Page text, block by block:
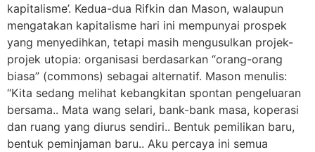
kapitalisme’. Kedua-dua Rifkin dan Mason, walaupun
mengatakan kapitalisme hari ini mempunyai prospek
yang menyedihkan, tetapi masih mengusulkan projek-
projek utopia: organisasi berdasarkan “orang-orang
biasa” (commons) sebagai alternatif. Mason menulis:
“Kita sedang melihat kebangkitan spontan pengeluaran
bersama.. Mata wang selari, bank-bank masa, koperasi
dan ruang yang diurus sendiri.. Bentuk pemilikan baru,
bentuk peminjaman baru.. Aku percaya ini semua